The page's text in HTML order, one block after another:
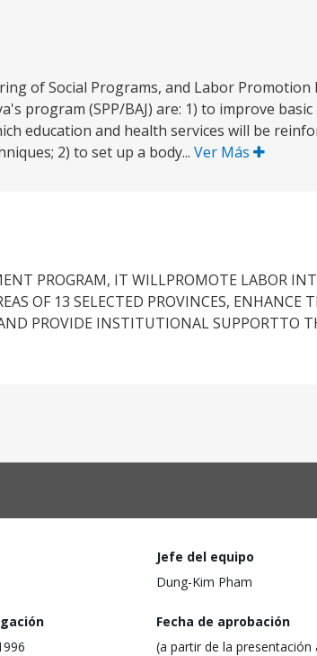
of Social Programs, and Labor Promotion
program (SPP/BAJ) are: 1) to improve
education and health services will be
2) to set up a body... Ver Más
PROGRAM, IT WILLPROMOTE LABOR
OF 13 SELECTED PROVINCES, ENHANCE
PROVIDE INSTITUTIONAL SUPPORTTO
Jefe del equipo
Dung-Kim Pham
Fecha de aprobación
(a partir de la presentación